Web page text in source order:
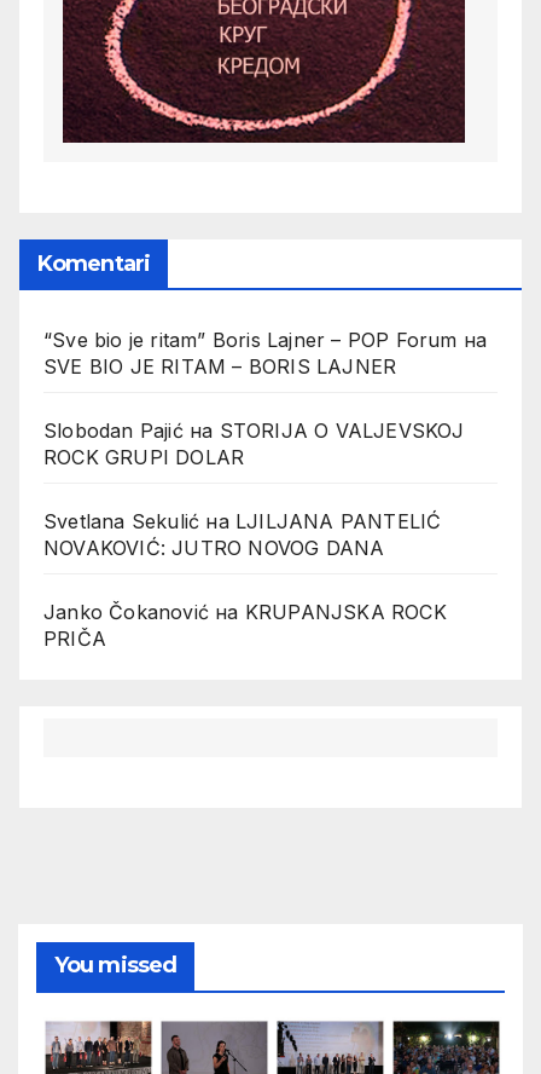
Komentari
“Sve bio je ritam” Boris Lajner – POP Forum на
SVE BIO JE RITAM – BORIS LAJNER
Slobodan Pajićна STORIJA O VALJEVSKOJ
ROCK GRUPI DOLAR
Svetlana Sekulić на LJILJANA PANTELIĆ
NOVAKOVIĆ: JUTRO NOVOG DANA
Janko Čokanović на KRUPANJSKA ROCK
PRIČA
You missed